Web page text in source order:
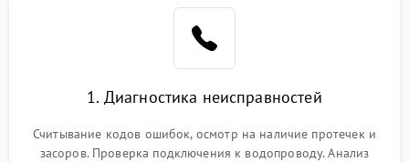
1. Диагностика неисправностей
Считывание кодов ошибок, осмотр на наличие протечек и
засоров. Проверка подключения к водопроводу. Анализ